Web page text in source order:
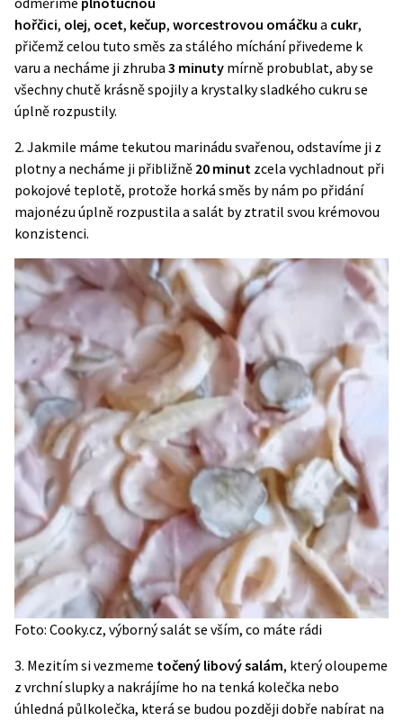
hořčici, olej, ocet, kečup, worcestrovou omáčku a cukr,
přičemž celou tuto směs za stálého míchání přivedeme k
varu a necháme ji zhruba 3 minuty mírně probublat, aby se
všechny chutě krásně spojily a krystalky sladkého cukru se
úplně rozpustily.
2. Jakmile máme tekutou marinádu svařenou, odstavíme ji z
plotny a necháme ji přibližně 20 minut zcela vychladnout při
pokojové teplotě, protože horká směs by nám po přidání
majonézu úplně rozpustila a salát by ztratil svou krémovou
konzistenci.
Foto: Cooky.cz, výborný salát se vším, co máte rádi
3. Mezitím si vezmeme točený libový salám, který oloupeme
z vrchní slupky a nakrájíme ho na tenká kolečka nebo
úhledná půlkolečka, která se budou později dobře nabírat na